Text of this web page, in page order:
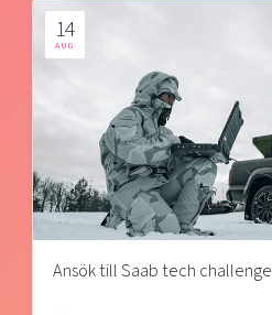
14
AUG
Ansök till Saab tech challenge